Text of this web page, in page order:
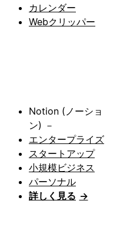
カレンダー
Webクリッパー
Notion (ノーショ
ン) －
エンタープライズ
スタートアップ
小規模ビジネス
パーソナル
詳しく見る →